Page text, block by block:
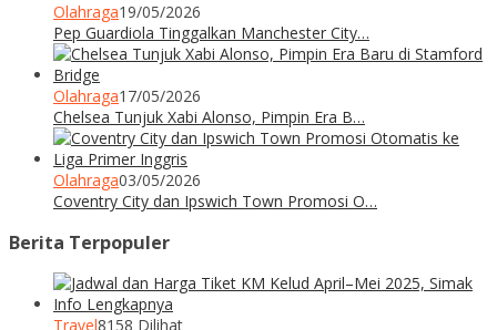
Olahraga19/05/2026
Pep Guardiola Tinggalkan Manchester City…
Olahraga17/05/2026
Chelsea Tunjuk Xabi Alonso, Pimpin Era B…
Olahraga03/05/2026
Coventry City dan Ipswich Town Promosi O…
Berita Terpopuler
Travel8158 Dilihat